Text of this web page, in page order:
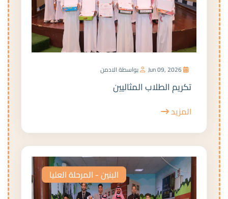
بواسطة الادمن
تكريم الطلاب المثاليين
المزيد
البنين - المرحلة العليا